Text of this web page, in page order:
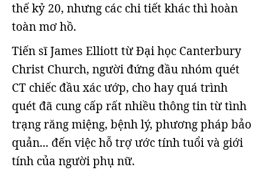
thế kỷ 20, nhưng các chi tiết khác thì hoàn
toàn mơ hồ.
Tiến sĩ James Elliott từ Đại học Canterbury
Christ Church, người đứng đầu nhóm quét
CT chiếc đầu xác ướp, cho hay quá trình
quét đã cung cấp rất nhiều thông tin từ tình
trạng răng miệng, bệnh lý, phương pháp bảo
quản... đến việc hỗ trợ ước tính tuổi và giới
tính của người phụ nữ.